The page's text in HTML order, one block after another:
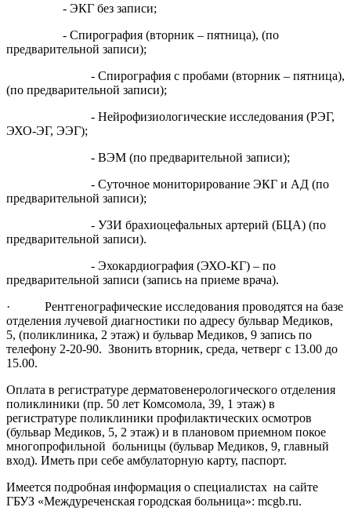
- ЭКГ без записи;
- Спирография (вторник – пятница), (по
предварительной записи);
- Спирография с пробами (вторник – пятница),
(по предварительной записи);
- Нейрофизиологические исследования (РЭГ,
ЭХО-ЭГ, ЭЭГ);
- ВЭМ (по предварительной записи);
- Суточное мониторирование ЭКГ и АД (по
предварительной записи);
- УЗИ брахиоцефальных артерий (БЦА) (по
предварительной записи).
- Эхокардиография (ЭХО-КГ) – по
предварительной записи (запись на приеме врача).
· Рентгенографические исследования проводятся на базе
отделения лучевой диагностики по адресу бульвар Медиков,
5, (поликлиника, 2 этаж) и бульвар Медиков, 9 запись по
телефону 2-20-90. Звонить вторник, среда, четверг с 13.00 до
15.00.
Оплата в регистратуре дерматовенерологического отделения
поликлиники (пр. 50 лет Комсомола, 39, 1 этаж) в
регистратуре поликлиники профилактических осмотров
(бульвар Медиков, 5, 2 этаж) и в плановом приемном покое
многопрофильной больницы (бульвар Медиков, 9, главный
вход). Иметь при себе амбулаторную карту, паспорт.
Имеется подробная информация о специалистах на сайте
ГБУЗ «Междуреченская городская больница»: mcgb.ru.